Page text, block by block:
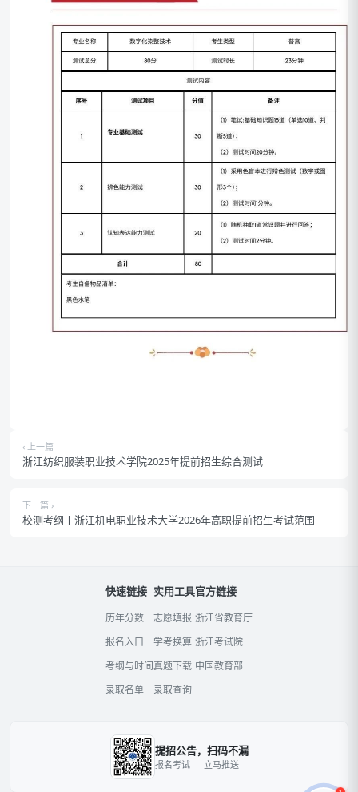
‹ 上一篇
浙江纺织服装职业技术学院2025年提前招生综合测试
下一篇 ›
校测考纲丨浙江机电职业技术大学2026年高职提前招生考试范围
快速链接
历年分数
报名入口
考纲与时间
录取名单
实用工具
志愿填报
学考换算
真题下载
录取查询
官方链接
浙江省教育厅
浙江考试院
中国教育部
提招公告，扫码不漏
报名考试 — 立马推送